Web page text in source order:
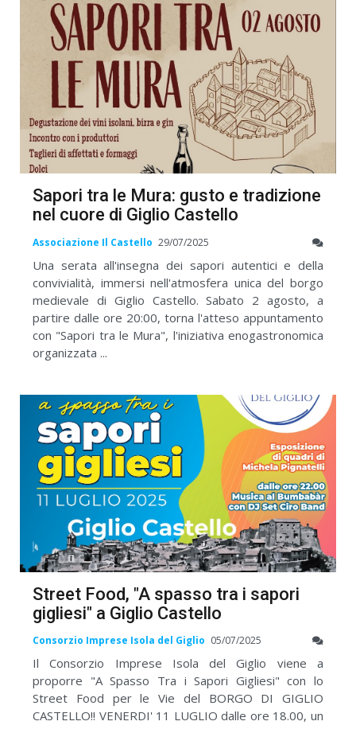
Sapori tra le Mura: gusto e tradizione
nel cuore di Giglio Castello
Associazione Il Castello 29/07/2025
Una serata all'insegna dei sapori autentici e della
convivialità, immersi nell'atmosfera unica del borgo
medievale di Giglio Castello. Sabato 2 agosto, a
partire dalle ore 20:00, torna l'atteso appuntamento
con "Sapori tra le Mura", l'iniziativa enogastronomica
organizzata ...
Street Food, "A spasso tra i sapori
gigliesi" a Giglio Castello
Consorzio Imprese Isola del Giglio 05/07/2025
Il Consorzio Imprese Isola del Giglio viene a
proporre "A Spasso Tra i Sapori Gigliesi" con lo
Street Food per le Vie del BORGO DI GIGLIO
CASTELLO!! VENERDI' 11 LUGLIO dalle ore 18.00, un